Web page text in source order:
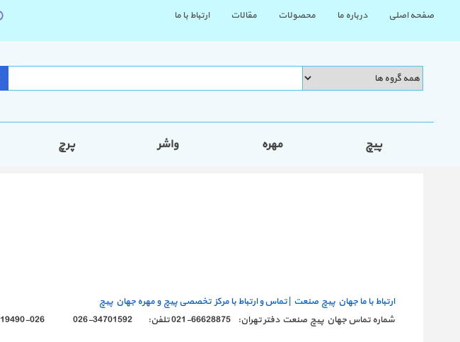
صفحه اصلی درباره ما محصولات مقالات ارتباط با ما
پیچ مهره واشر پرچ
ارتباط با ما جهان پیچ صنعت | تماس و ارتباط با مرکز تخصصی پیچ و مهره جهان پیچ
شماره تماس جهان پیچ صنعت دفتر تهران: 66628875-021 تلفن: 34701592-026 026-34719490 همراه: 09129494836